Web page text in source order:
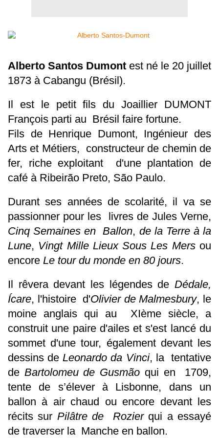
Alberto Santos Dumont est né le 20 juillet
1873 à Cabangu (Brésil).
Il est le petit fils du Joaillier DUMONT
François parti au Brésil faire fortune.
Fils de Henrique Dumont, Ingénieur des
Arts et Métiers, constructeur de chemin de
fer, riche exploitant d'une plantation de
café à Ribeirão Preto, São Paulo.
Durant ses années de scolarité, il va se
passionner pour les livres de Jules Verne,
Cinq Semaines en Ballon, de la Terre à la
Lune, Vingt Mille Lieux Sous Les Mersou
encore Le tour du monde en 80 jours.
Il rêvera devant les légendes de Dédale,
Ícare, l'histoire d'Olivier de Malmesbury, le
moine anglais qui au XIème siècle, a
construit une paire d'ailes et s'est lancé du
sommet d'une tour, également devant les
dessins deLeonardo da Vinci, la tentative
de Bartolomeu de Gusmão qui en 1709,
tente de s’élever à Lisbonne, dans un
ballon à air chaud ou encore devant les
récits sur Pilâtre de Rozierqui a essayé
de traverser la Manche en ballon.